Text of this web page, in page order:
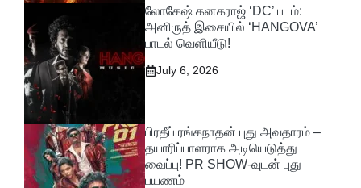
லோகேஷ் கனகராஜ் ‘DC’ படம்:
அனிருத் இசையில் ‘HANGOVA’
பாடல் வெளியீடு!
July 6, 2026
பிரதீப் ரங்கநாதன் புது அவதாரம் –
தயாரிப்பாளராக அடியெடுத்து
வைப்பு! PR SHOW-வுடன் புது
பயணம்